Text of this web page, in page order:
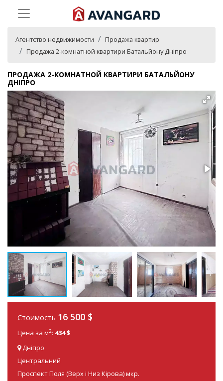
Агентство недвижимости
Продажа квартир
Продажа 2-комнатной квартири Батальйону Дніпро
ПРОДАЖА 2-КОМНАТНОЙ КВАРТИРИ БАТАЛЬЙОНУ
ДНІПРО
Стоимость 16 500 $
Цена за м2: 434 $
Дніпро
Центральний
Проспект Поля (Верх і Низ Кірова) мкр.